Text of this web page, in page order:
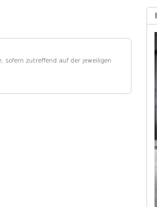
sofern zutreffend auf der jeweiligen